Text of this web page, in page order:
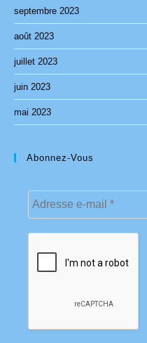
septembre 2023
août 2023
juillet 2023
juin 2023
mai 2023
Abonnez-Vous